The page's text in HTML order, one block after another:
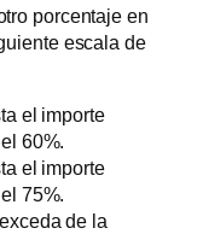
porcentaje en
escala de
el importe
60%.
el importe
75%.
de la